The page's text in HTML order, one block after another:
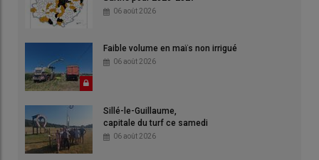
06 août 2026
Faible volume en maïs non irrigué
06 août 2026
Sillé-le-Guillaume,
capitale du turf ce samedi
06 août 2026